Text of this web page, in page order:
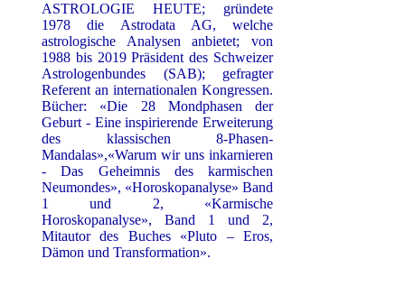
ASTROLOGIE HEUTE; gründete
1978 die Astrodata AG, welche
astrologische Analysen anbietet; von
1988 bis 2019 Präsident des Schweizer
Astrologenbundes (SAB); gefragter
Referent an internationalen Kongressen.
Bücher: «Die 28 Mondphasen der
Geburt - Eine inspirierende Erweiterung
des klassischen 8-Phasen-
Mandalas»,«Warum wir uns inkarnieren
- Das Geheimnis des karmischen
Neumondes», «Horoskopanalyse» Band
1 und 2, «Karmische
Horoskopanalyse», Band 1 und 2,
Mitautor des Buches «Pluto – Eros,
Dämon und Transformation».